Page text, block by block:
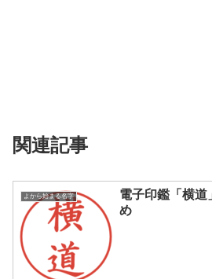
関連記事
よから始まる名字
電子印鑑「横道
め